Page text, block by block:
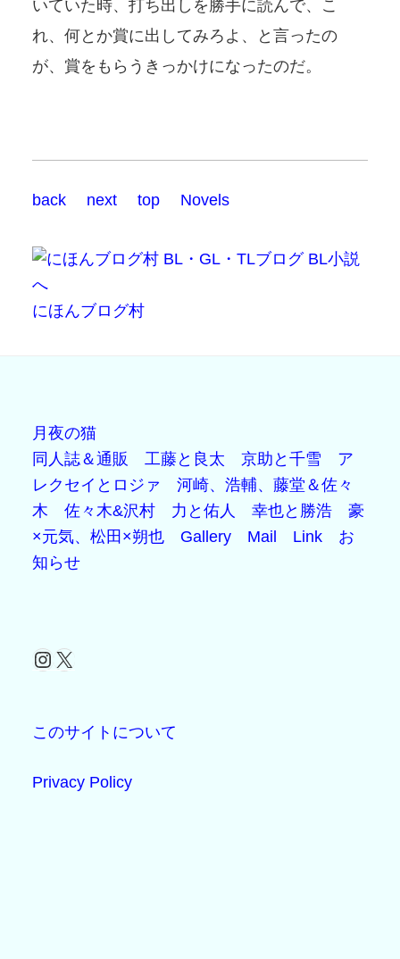
いていた時、打ち出しを勝手に読んで、こ
れ、何とか賞に出してみろよ、と言ったの
が、賞をもらうきっかけになったのだ。
back next top Novels
にほんブログ村
月夜の猫
同人誌＆通販
工藤と良太 京助と千雪
ア
レクセイとロジァ
河崎、浩輔、藤堂＆佐々
木
佐々木&沢村 力と佑人 幸也と勝浩
豪
×元気、松田×朔也
Gallery Mail Link
お
知らせ
Instagram
X
このサイトについて
Privacy Policy